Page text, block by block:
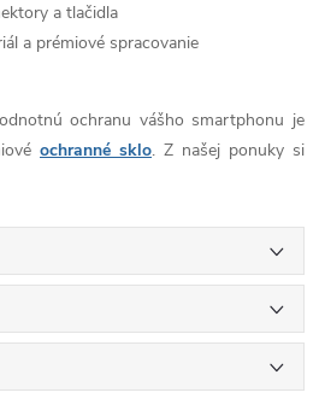
a tlačidla
a prémiové spracovanie
ochranu vášho smartphonu je
ochranné sklo. Z našej ponuky si